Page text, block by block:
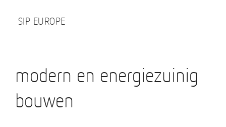
SIP EUROPE
modern en energiezuinig
bouwen